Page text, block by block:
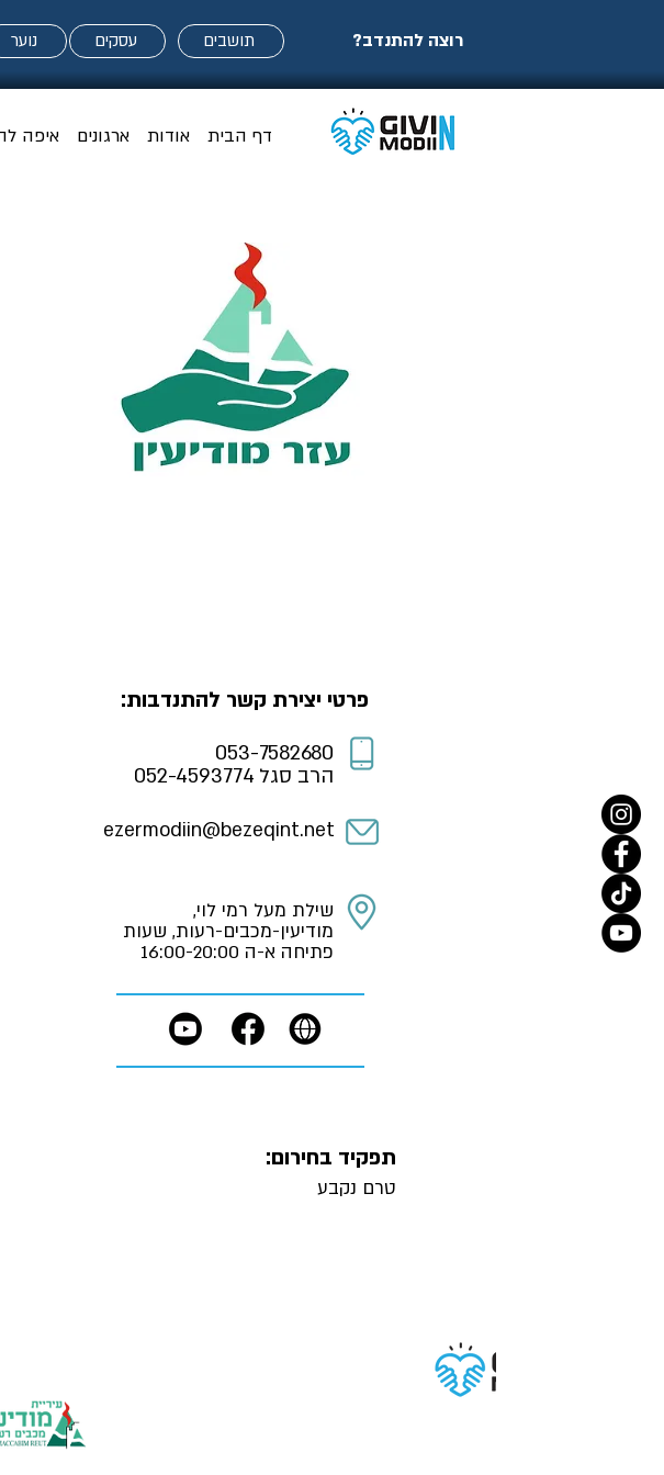
נוער עסקים תושבים רוצה להתנדב?
דף הבית אודות ארגונים איפה
פרטי יצירת קשר להתנדבות:
053-7582680
הרב סגל 052-4593774
ezermodiin@bezeqint.net
שילת מעל רמי לוי,
מודיעין-מכבים-רעות, שעות
פתיחה א-ה 16:00-20:00
טרם נקבע
תפקיד בחירום: